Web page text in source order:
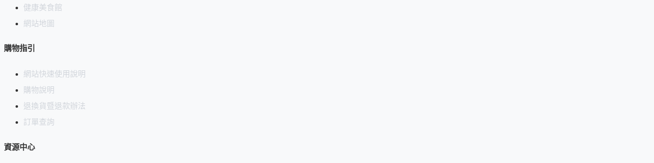
健康美食館
網站地圖
購物指引
網站快速使用說明
購物說明
退換貨暨退款辦法
訂單查詢
資源中心